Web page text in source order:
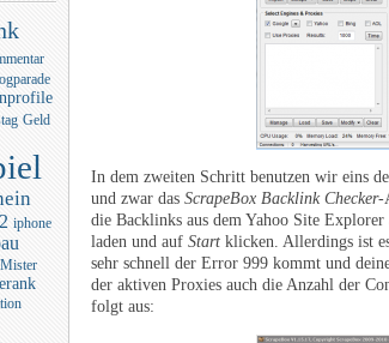
Geld
iphone
Mister
In dem zweiten Schritt benutzen wir eins
und zwar das ScrapeBox Backlink Checker-
die Backlinks aus dem Yahoo Site
laden und auf Start klicken. Allerdings ist
sehr schnell der Error 999 kommt und
der aktiven Proxies auch die Anzahl der
folgt aus: